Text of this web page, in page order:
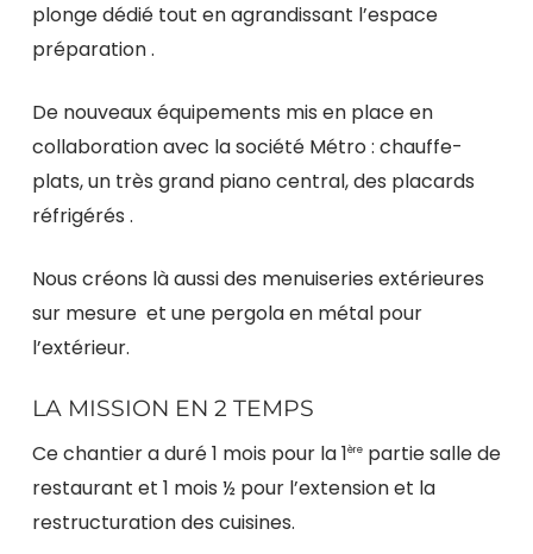
plonge dédié tout en agrandissant l’espace
préparation .
De nouveaux équipements mis en place en
collaboration avec la société Métro : chauffe-
plats, un très grand piano central, des placards
réfrigérés .
Nous créons là aussi des menuiseries extérieures
sur mesure et une pergola en métal pour
l’extérieur.
LA MISSION EN 2 TEMPS
Ce chantier a duré 1 mois pour la 1èrepartie salle de
restaurant et 1 mois ½ pour l’extension et la
restructuration des cuisines.